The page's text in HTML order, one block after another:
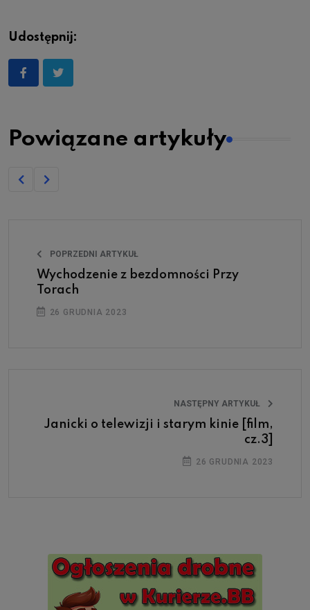
Udostępnij:
Powiązane artykuły
POPRZEDNI ARTYKUŁ
Wychodzenie z bezdomności Przy
Torach
26 GRUDNIA 2023
NASTĘPNY ARTYKUŁ
Janicki o telewizji i starym kinie [film,
cz.3]
26 GRUDNIA 2023